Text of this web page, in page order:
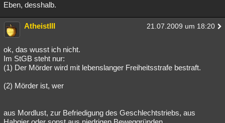
Eben, desshalb.
AtheistIII 21.07.2009 um 18:20
ok, das wusst ich nicht.
Im StGB steht nur:
(1) Der Mörder wird mit lebenslanger Freiheitsstrafe bestraft.
(2) Mörder ist, wer
aus Mordlust, zur Befriedigung des Geschlechtstriebs, aus